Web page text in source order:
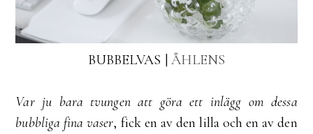
BUBBELVAS | ÅHLENS
Var ju bara tvungen att göra ett inlägg om dessa
bubbliga fina vaser, fick en av den lilla och en av den